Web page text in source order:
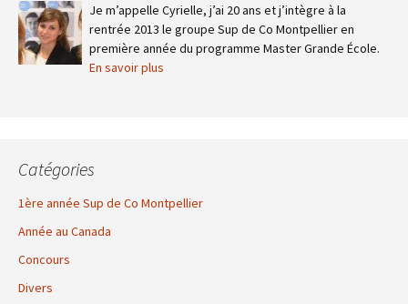
Je m’appelle Cyrielle, j’ai 20 ans et j’intègre à la
rentrée 2013 le groupe Sup de Co Montpellier en
première année du programme Master Grande École.
En savoir plus
Catégories
1ère année Sup de Co Montpellier
Année au Canada
Concours
Divers